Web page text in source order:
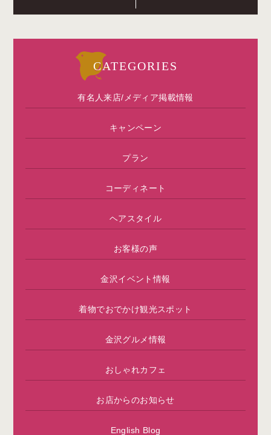
CATEGORIES
有名人来店/メディア掲載情報
キャンペーン
プラン
コーディネート
ヘアスタイル
お客様の声
金沢イベント情報
着物でおでかけ観光スポット
金沢グルメ情報
おしゃれカフェ
お店からのお知らせ
English Blog